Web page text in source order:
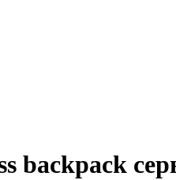
backpack